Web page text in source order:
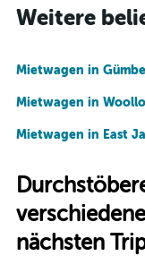
Weitere
Mietwagen in
Mietwagen in
Mietwagen in East
nächsten